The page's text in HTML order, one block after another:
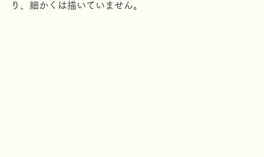
私の場合は、見え方のイメージを優先してるのであま